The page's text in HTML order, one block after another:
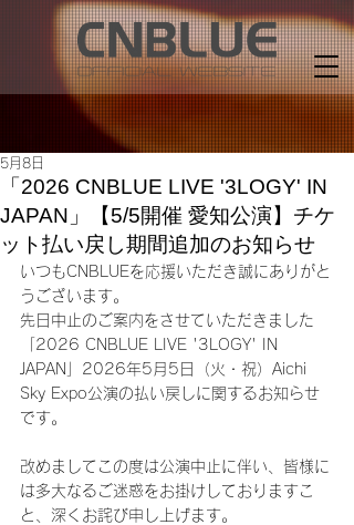
「2026 CNBLUE LIVE '3LOGY' IN
JAPAN」【5/5開催 愛知公演】チケ
ット払い戻し期間追加のお知らせ
5月8日
いつもCNBLUEを応援いただき誠にありがと
うございます。
先日中止のご案内をさせていただきました
「2026 CNBLUE LIVE '3LOGY' IN
JAPAN」2026年5月5日（火・祝）Aichi
Sky Expo公演の払い戻しに関するお知らせ
です。
改めましてこの度は公演中止に伴い、皆様に
は多大なるご迷惑をお掛けしておりますこ
と、深くお詫び申し上げます。